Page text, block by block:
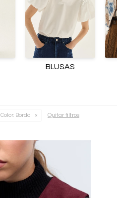
BLUSAS
Color: Bordo Quitar filtros